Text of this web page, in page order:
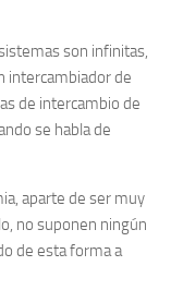
son infinitas,
intercambiador de
de intercambio de
se habla de
aparte de ser muy
no suponen ningún
de esta forma a